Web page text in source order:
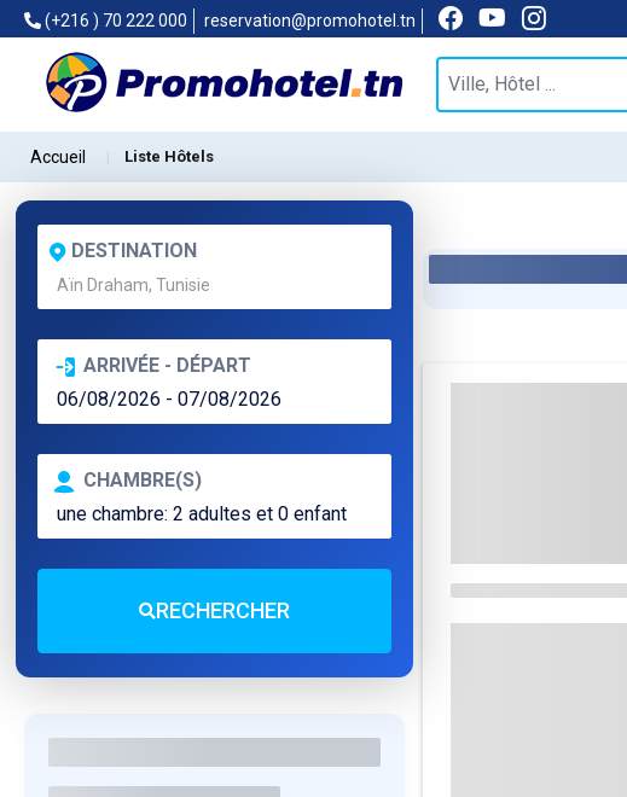
(+216 ) 70 222 000 reservation@promohotel.tn
Accueil Liste Hôtels
DESTINATION
ARRIVÉE - DÉPART
CHAMBRE(S)
RECHERCHER